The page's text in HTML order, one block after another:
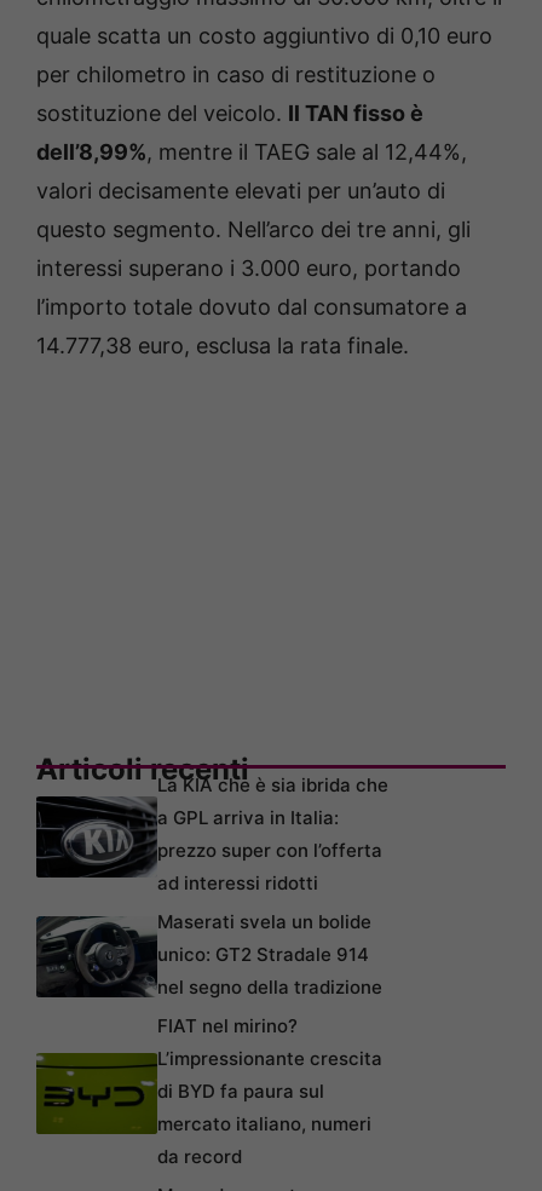
quale scatta un costo aggiuntivo di 0,10 euro
per chilometro in caso di restituzione o
sostituzione del veicolo. Il TAN fisso è
dell’8,99%, mentre il TAEG sale al 12,44%,
valori decisamente elevati per un’auto di
questo segmento. Nell’arco dei tre anni, gli
interessi superano i 3.000 euro, portando
l’importo totale dovuto dal consumatore a
14.777,38 euro, esclusa la rata finale.
Articoli recentiLa KIA che è sia ibrida che
a GPL arriva in Italia:
prezzo super con l’offerta
ad interessi ridotti
Maserati svela un bolide
unico: GT2 Stradale 914
nel segno della tradizione
FIAT nel mirino?
L’impressionante crescita
di BYD fa paura sul
mercato italiano, numeri
da record